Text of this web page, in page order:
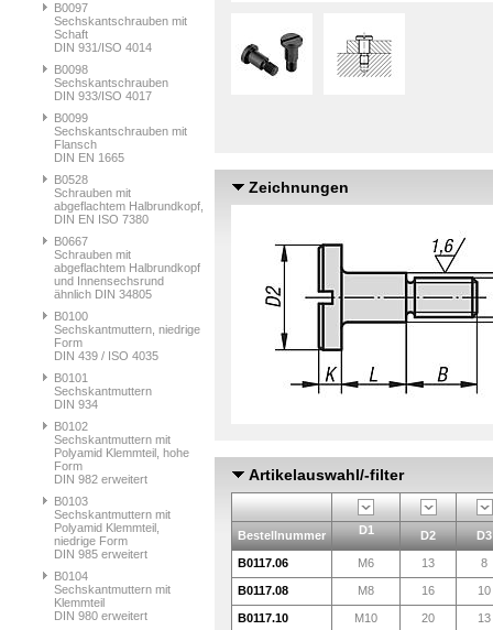
B0097
Sechskantschrauben mit
Schaft
DIN 931/ISO 4014
B0098
Sechskantschrauben
DIN 933/ISO 4017
B0099
Sechskantschrauben mit
Flansch
DIN EN 1665
B0528
Schrauben mit
abgeflachtem Halbrundkopf,
DIN EN ISO 7380
B0667
Schrauben mit
abgeflachtem Halbrundkopf
und Innensechsrund
ähnlich DIN 34805
B0100
Sechskantmuttern, niedrige
Form
DIN 439 / ISO 4035
B0101
Sechskantmuttern
DIN 934
B0102
Sechskantmuttern mit
Polyamid Klemmteil, hohe
Form
DIN 982 erweitert
B0103
Sechskantmuttern mit
Polyamid Klemmteil,
niedrige Form
DIN 985 erweitert
B0104
Sechskantmuttern mit
Klemmteil
DIN 980 erweitert
Zeichnungen
Artikelauswahl/-filter
Bestellnummer D1 D2 D3
B0117.06 M6 13 8
B0117.08 M8 16 10
B0117.10 M10 20 13